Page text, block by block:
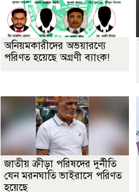
অনিয়মকারীদের অভয়ারণ্যে
পরিণত হয়েছে অগ্রণী ব্যাংক!
জাতীয় ক্রীড়া পরিষদের দুর্নীতি
যেন মরনঘাতি ভাইরাসে পরিণত
হয়েছে